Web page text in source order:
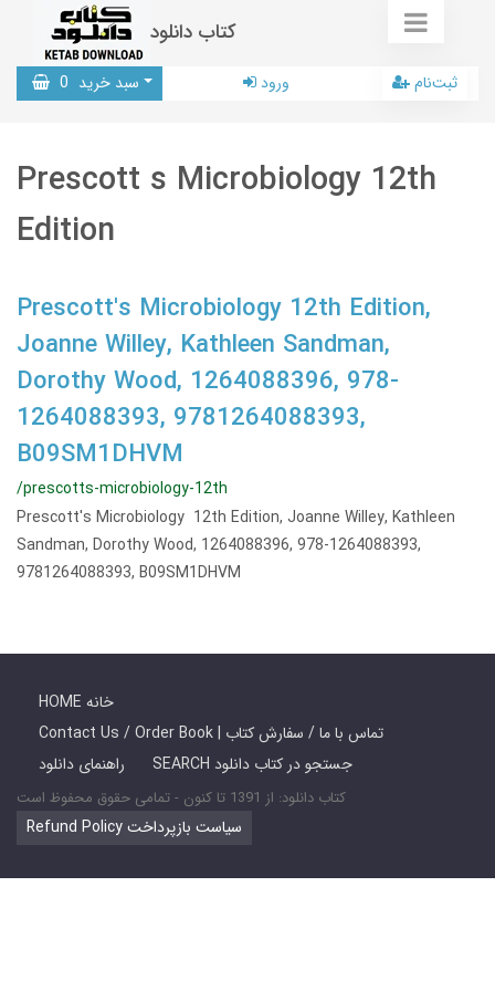
کتاب دانلود
سبد خرید 0 ورود ثبت‌نام
Prescott s Microbiology 12th
Edition
Prescott's Microbiology 12th Edition,
Joanne Willey, Kathleen Sandman,
Dorothy Wood, 1264088396, 978-
1264088393, 9781264088393,
B09SM1DHVM
/prescotts-microbiology-12th
Prescott's Microbiology 12th Edition, Joanne Willey, Kathleen
Sandman, Dorothy Wood, 1264088396, 978-1264088393,
9781264088393, B09SM1DHVM
HOME خانه
Contact Us / Order Book | تماس با ما / سفارش کتاب
راهنمای دانلود
SEARCH جستجو در کتاب دانلود
کتاب دانلود: از 1391 تا کنون - تمامی حقوق محفوظ است
Refund Policy سیاست بازپرداخت